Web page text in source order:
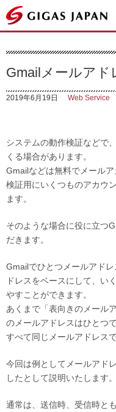
ギガスジャパン
Gmailメールアド
2019年6月19日 Web Service
システムの動作検証などで
くる場合があります。
Gmailなどは無料でメールア
検証用にいくつものアカウ
ます。
そのような場合に役に立つ
だきます。
Gmailでひとつメールアド
ドレスをベースにして、い
やすことができます。
あくまで「表向きのメール
のメールアドレスはひとつで
すべて同じメールアドレス
今回は例としてメールアド
したとして説明いたします。
通常は、送信時、受信時と